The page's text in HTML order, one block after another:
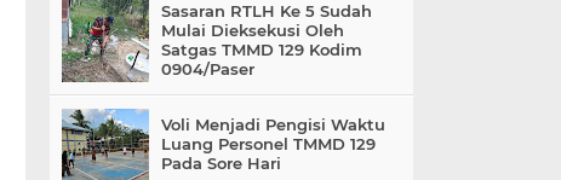
Sasaran RTLH Ke 5 Sudah
Mulai Dieksekusi Oleh
Satgas TMMD 129 Kodim
0904/Paser
Voli Menjadi Pengisi Waktu
Luang Personel TMMD 129
Pada Sore Hari